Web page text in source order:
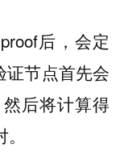
后，会定
证节点首先会
后将计算得